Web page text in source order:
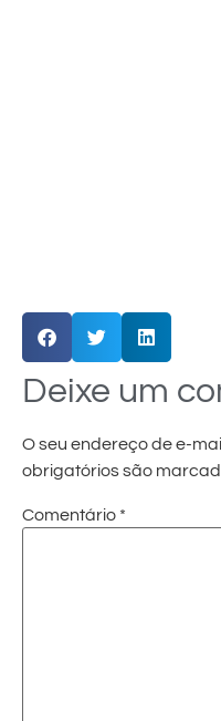
Deixe um
O seu endereço de e-
obrigatórios são
Comentário *